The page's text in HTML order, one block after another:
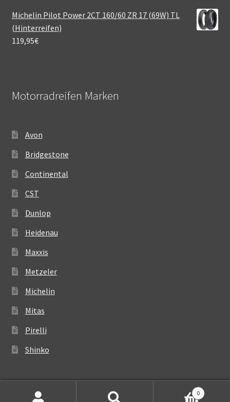
Michelin Pilot Power 2CT 160/60 ZR 17 (69W) TL
(Hinterreifen)
119,95€
Motorradreifen Marken
Avon
Bridgestone
Continental
CST
Dunlop
Heidenau
Maxxis
Metzeler
Michelin
Mitas
Pirelli
Shinko
0